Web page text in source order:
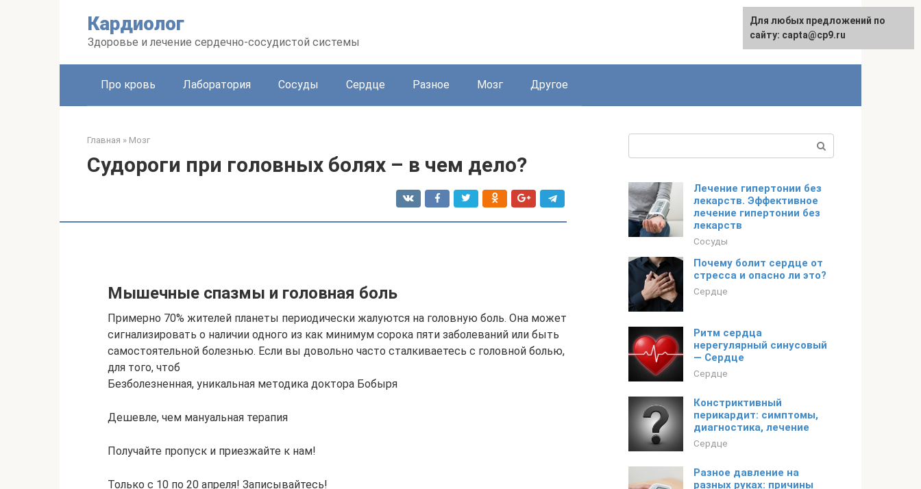
Кардиолог
Здоровье и лечение сердечно-сосудистой системы
Про кровь Лаборатория Сосуды Сердце Разное Мозг Другое
Главная » Мозг
Судороги при головных болях – в чем дело?
Мышечные спазмы и головная боль
Примерно 70% жителей планеты периодически жалуются на головную боль. Она может
сигнализировать о наличии одного из как минимум сорока пяти заболеваний или быть
самостоятельной болезнью. Если вы довольно часто сталкиваетесь с головной болью,
для того, чтоб
Безболезненная, уникальная методика доктора Бобыря
Дешевле, чем мануальная терапия
Получайте пропуск и приезжайте к нам!
Только с 10 по 20 апреля! Записывайтесь!
Лечение гипертонии без
лекарств. Эффективное
лечение гипертонии без
лекарств
Сосуды
Почему болит сердце от
стресса и опасно ли это?
Сердце
Ритм сердца
нерегулярный синусовый
— Сердце
Сердце
Констриктивный
перикардит: симптомы,
диагностика, лечение
Сердце
Разное давление на
разных руках: причины
Для любых предложений по
сайту: capta@cp9.ru